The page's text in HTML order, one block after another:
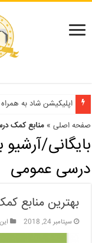
اپلیکیشن شاد به
دفترچه انتخاب رشته کنکور سراسری
صفحه اصلی »منابع کمک
بایگانی/
درسی عمومی
بهترین منابع
سپتامبر 24, 2018